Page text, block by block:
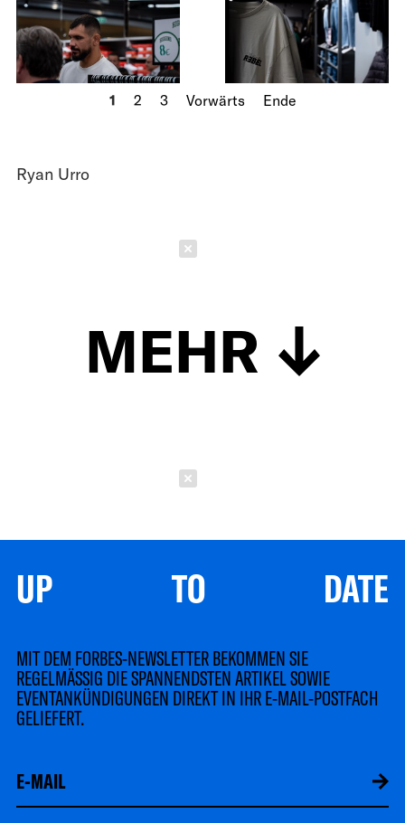
1 2 3 Vorwärts Ende
Ryan Urro
MEHR
UP TO DATE
MIT DEM FORBES-NEWSLETTER BEKOMMEN SIE
REGELMÄSSIG DIE SPANNENDSTEN ARTIKEL SOWIE
EVENTANKÜNDIGUNGEN DIREKT IN IHR E-MAIL-POSTFACH
GELIEFERT.